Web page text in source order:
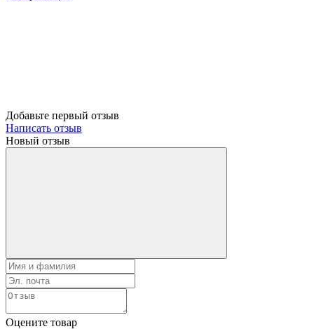
Добавьте первый отзыв
Написать отзыв
Новый отзыв
Оцените товар